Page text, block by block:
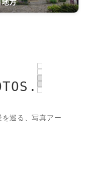
巡る、写真アー